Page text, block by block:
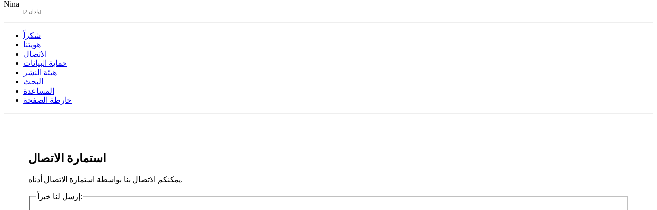
Nina
[2 بلدان]
شكراً
هويتنا
الاتصال
حماية البيانات
هيئة النشر
البحث
المساعدة
خارطة الصفحة
استمارة الاتصال
يمكنكم الاتصال بنا بواسطة استمارة الاتصال أدناه.
إرسل لنا خبراً: